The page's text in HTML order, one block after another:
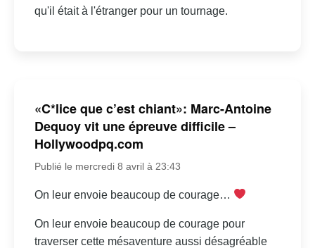
qu'il était à l'étranger pour un tournage.
«C*lice que c’est chiant»: Marc-Antoine
Dequoy vit une épreuve difficile –
Hollywoodpq.com
Publié le mercredi 8 avril à 23:43
On leur envoie beaucoup de courage…
On leur envoie beaucoup de courage pour
traverser cette mésaventure aussi désagréable